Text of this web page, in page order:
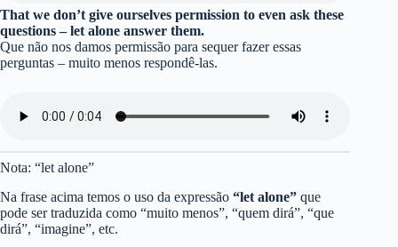
That we don’t give ourselves permission to even ask these
questions – let alone answer them.
Que não nos damos permissão para sequer fazer essas
perguntas – muito menos respondê-las.
Nota: “let alone”
Na frase acima temos o uso da expressão “let alone” que
pode ser traduzida como “muito menos”, “quem dirá”, “que
dirá”, “imagine”, etc.